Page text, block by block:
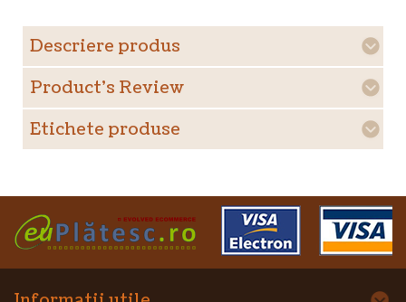
Descriere produs
Product's Review
Etichete produse